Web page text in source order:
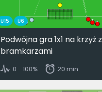
U15 U6
Podwójna gra 1x1 na krzyż z
bramkarzami
0 - 100% 20 min